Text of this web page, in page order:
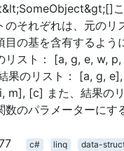
のそれぞれは、元のリ
目の基を含有するよう
リスト： [a, g, e, w,
果のリスト： [a, g,
m], [c] また、結果の
数のパラメーターにす
c# linq data-